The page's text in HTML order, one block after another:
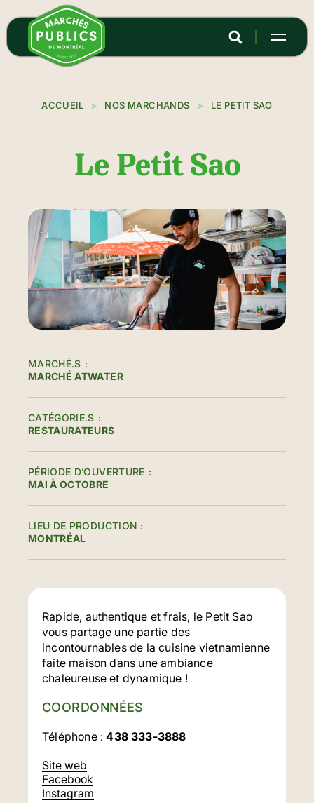
au
contenu
principal
ACCUEIL NOS MARCHANDS LE PETIT SAO
Le Petit Sao
Rapide, authentique et frais, le Petit Sao
vous partage une partie des
incontournables de la cuisine vietnamienne
faite maison dans une ambiance
chaleureuse et dynamique !
COORDONNÉES
Téléphone :438 333-3888
Site web
Facebook
Instagram
MARCHÉ.S
MARCHÉ ATWATER
CATÉGORIE.S
RESTAURATEURS
PÉRIODE D’OUVERTURE
MAI À OCTOBRE
LIEU DE PRODUCTION
MONTRÉAL